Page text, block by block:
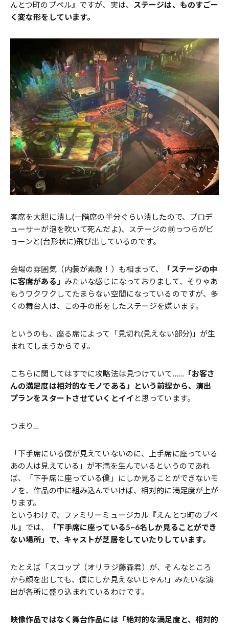
んとつ町のプペル』ですが、実は、
ステージは、ものすごー
く変な形をしています。
客席を大胆に潰し(一階席の半分ぐらい潰したので、プロデ
ューサーが泡を吹いて死んだよ)、ステージの前っつらがビ
ョーンと(台形状に)飛び出しているのです。
会場の雰囲気（内装が素敵！）も相まって、
「ステージの中
に客席がある」 みたいな感じになっておりまして、そりゃあ
もうワクワクしてたまらない空間になっているのですが、多
くの舞台人は、この手の形をしたステージを嫌います。
というのも、座る席によって「見切れ(見えない部分)」が生
まれてしまうからです。
こちらに関してはすでに攻略法は見つけていて……
「お客さ
んの満足度は相対的なモノである」という前提から、演出
プランをスタートさせていくとイイ と思っています。
つまり…
「下手席にいる僕が見えていないのに、上手席に座っている
あの人は見えている」が不満を生んでいるというのであれ
ば、「下手席に座っている僕」にしか見ることができないモ
ノを、作品の中に組み込んでいけば、相対的に満足度が上が
ります。
というわけで、ファミリーミュージカル『えんとつ町のプペ
ル』では、
「下手席に座っている5~6名しか見ることができ
ない場所」で、キャストが芝居をしていたりしています。
たとえば「スコップ（オリラジ藤森君）が、そんなところ
から顔を出しても、僕にしか見えないじゃん!」みたいな演
出が各所に盛り込まれているわけです。
映像作品ではなく舞台作品には「絶対的な満足度と、相対的